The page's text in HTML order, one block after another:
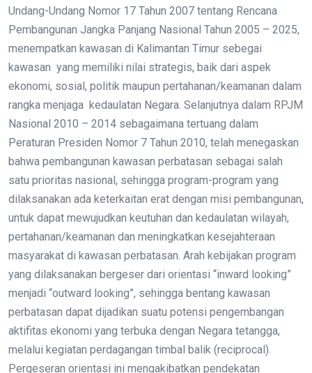
Undang-Undang Nomor 17 Tahun 2007 tentang Rencana
Pembangunan Jangka Panjang Nasional Tahun 2005 – 2025,
menempatkan kawasan di Kalimantan Timur sebegai
kawasan yang memiliki nilai strategis, baik dari aspek
ekonomi, sosial, politik maupun pertahanan/keamanan dalam
rangka menjaga kedaulatan Negara. Selanjutnya dalam RPJM
Nasional 2010 – 2014 sebagaimana tertuang dalam
Peraturan Presiden Nomor 7 Tahun 2010, telah menegaskan
bahwa pembangunan kawasan perbatasan sebagai salah
satu prioritas nasional, sehingga program-program yang
dilaksanakan ada keterkaitan erat dengan misi pembangunan,
untuk dapat mewujudkan keutuhan dan kedaulatan wilayah,
pertahanan/keamanan dan meningkatkan kesejahteraan
masyarakat di kawasan perbatasan. Arah kebijakan program
yang dilaksanakan bergeser dari orientasi “inward looking”
menjadi “outward looking”, sehingga bentang kawasan
perbatasan dapat dijadikan suatu potensi pengembangan
aktifitas ekonomi yang terbuka dengan Negara tetangga,
melalui kegiatan perdagangan timbal balik (reciprocal).
Pergeseran orientasi ini mengakibatkan pendekatan